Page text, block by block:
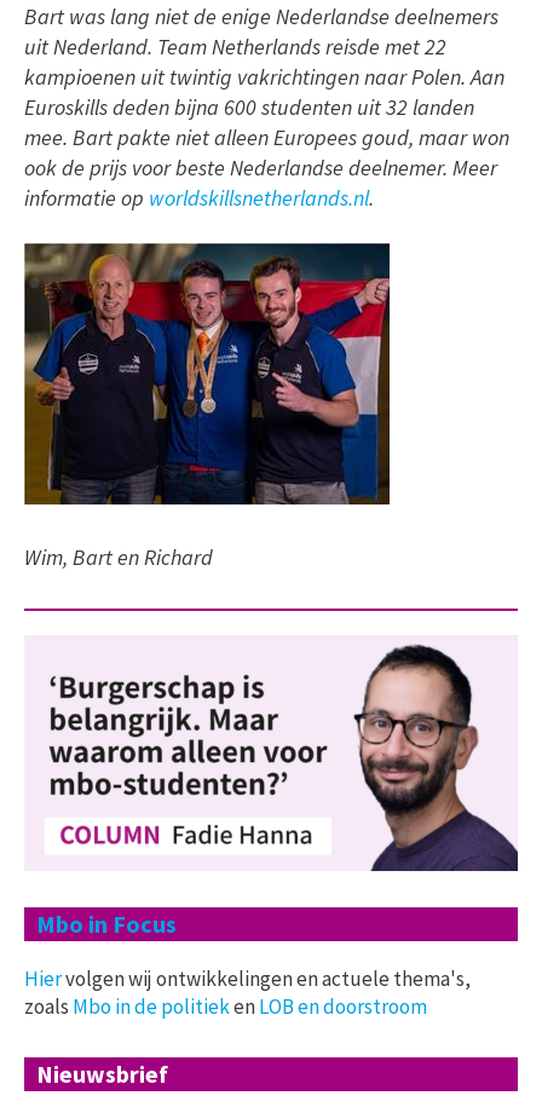
Bart was lang niet de enige Nederlandse deelnemers
uit Nederland. Team Netherlands reisde met 22
kampioenen uit twintig vakrichtingen naar Polen. Aan
Euroskills deden bijna 600 studenten uit 32 landen
mee. Bart pakte niet alleen Europees goud, maar won
ook de prijs voor beste Nederlandse deelnemer. Meer
informatie op worldskillsnetherlands.nl.
Wim, Bart en Richard
Mbo in Focus
Hiervolgen wij ontwikkelingen en actuele thema's,
zoals Mbo in de politiekenLOB en doorstroom
Nieuwsbrief